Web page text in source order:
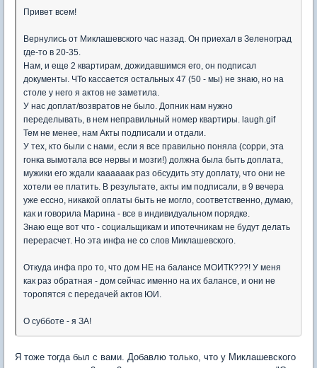
Привет всем!
Вернулись от Миклашевского час назад. Он приехал в Зеленоград
где-то в 20-35.
Нам, и еще 2 квартирам, дожидавшимся его, он подписал
документы. ЧТо кассается остальных 47 (50 - мы) не знаю, но на
столе у него я актов не заметила.
У нас доплат/возвратов не было. Допник нам нужно
переделывать, в нем неправильный номер квартиры. laugh.gif
Тем не менее, нам Акты подписали и отдали.
У тех, кто были с нами, если я все правильно поняла (сорри, эта
гонка вымотала все нервы и мозги!) должна была быть доплата,
мужики его ждали каааааак раз обсудить эту доплату, что они не
хотели ее платить. В результате, акты им подписали, в 9 вечера
уже ессно, никакой оплаты быть не могло, соответственно, думаю,
как и говорила Марина - все в индивидуальном порядке.
Знаю еще вот что - социальщикам и ипотечникам не будут делать
перерасчет. Но эта инфа не со слов Миклашевского.
Откуда инфа про то, что дом НЕ на балансе МОИТК???! У меня
как раз обратная - дом сейчас именно на их балансе, и они не
торопятся с передачей актов ЮИ.
О субботе - я ЗА!
Я тоже тогда был с вами. Добавлю только, что у Миклашевского